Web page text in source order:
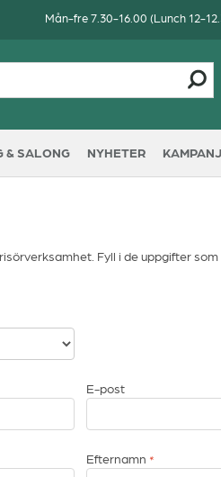
Mån-fre 7.30-16.00 (Lunch 12-
& SALONG NYHETER
Fyll i de uppgifter
E-post
Efternamn *